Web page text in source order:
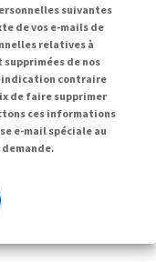
suivantes
de vos e-mails de
relatives à
de nos
indication contraire
de faire supprimer
ces informations
e-mail spéciale au
demande.